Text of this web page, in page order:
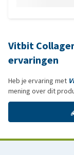
Vitbit
ervaringen
Heb je ervaring met
mening over dit